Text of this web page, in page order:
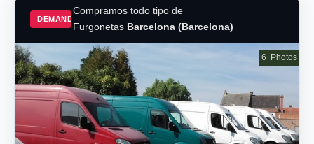
DEMAND
Compramos todo tipo de
FurgonetasBarcelona (Barcelona)
6 Photos